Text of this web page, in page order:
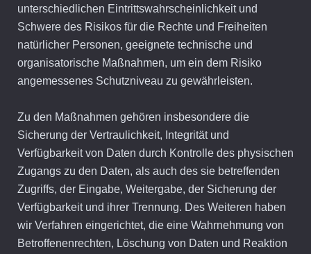
unterschiedlichen Eintrittswahrscheinlichkeit und
Schwere des Risikos für die Rechte und Freiheiten
natürlicher Personen, geeignete technische und
organisatorische Maßnahmen, um ein dem Risiko
angemessenes Schutzniveau zu gewährleisten.
Zu den Maßnahmen gehören insbesondere die
Sicherung der Vertraulichkeit, Integrität und
Verfügbarkeit von Daten durch Kontrolle des physischen
Zugangs zu den Daten, als auch des sie betreffenden
Zugriffs, der Eingabe, Weitergabe, der Sicherung der
Verfügbarkeit und ihrer Trennung. Des Weiteren haben
wir Verfahren eingerichtet, die eine Wahrnehmung von
Betroffenenrechten, Löschung von Daten und Reaktion